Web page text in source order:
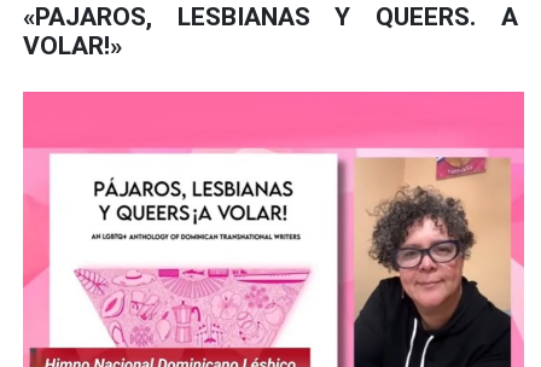
«PAJAROS, LESBIANAS Y QUEERS. A
VOLAR!»